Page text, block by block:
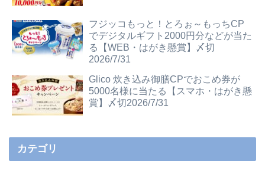
フジッコもっと！とろぉ～もっちCP
でデジタルギフト2000円分などが当た
る【WEB・はがき懸賞】〆切
2026/7/31
Glico 炊き込み御膳CPでおこめ券が
5000名様に当たる【スマホ・はがき懸
賞】〆切2026/7/31
カテゴリ